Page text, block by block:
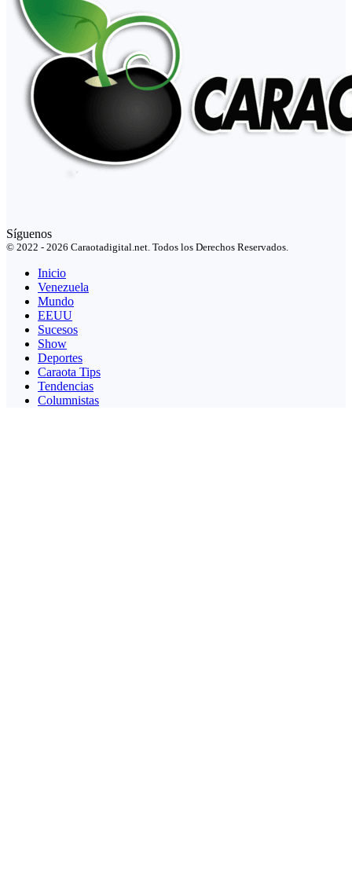
Síguenos
© 2022 - 2026 Caraotadigital.net. Todos los Derechos Reservados.
Inicio
Venezuela
Mundo
EEUU
Sucesos
Show
Deportes
Caraota Tips
Tendencias
Columnistas